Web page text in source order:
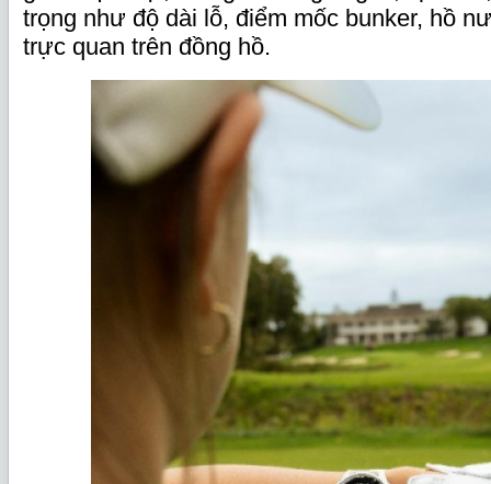
trọng như độ dài lỗ, điểm mốc bunker, hồ
trực quan trên đồng hồ.